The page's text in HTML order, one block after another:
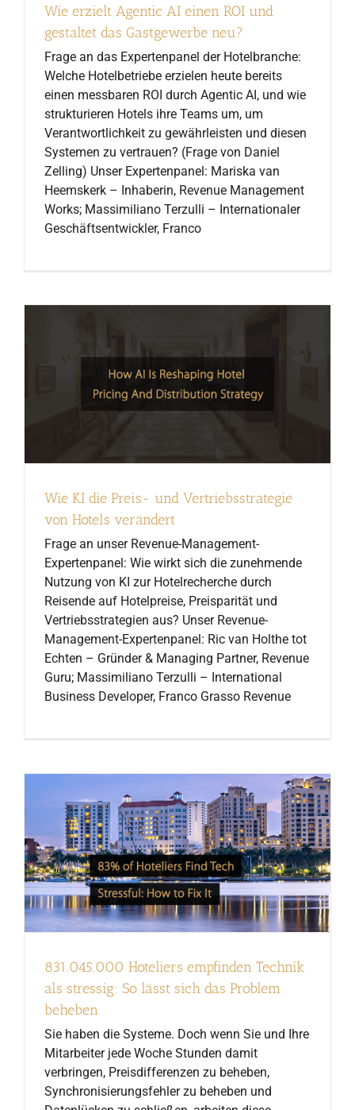
Wie erzielt Agentic AI einen ROI und
gestaltet das Gastgewerbe neu?
Frage an das Expertenpanel der Hotelbranche:
Welche Hotelbetriebe erzielen heute bereits
einen messbaren ROI durch Agentic AI, und wie
strukturieren Hotels ihre Teams um, um
Verantwortlichkeit zu gewährleisten und diesen
Systemen zu vertrauen? (Frage von Daniel
Zelling) Unser Expertenpanel: Mariska van
Heemskerk – Inhaberin, Revenue Management
Works; Massimiliano Terzulli – Internationaler
Geschäftsentwickler, Franco
Wie KI die Preis- und Vertriebsstrategie
von Hotels verändert
Frage an unser Revenue-Management-
Expertenpanel: Wie wirkt sich die zunehmende
Nutzung von KI zur Hotelrecherche durch
Reisende auf Hotelpreise, Preisparität und
Vertriebsstrategien aus? Unser Revenue-
Management-Expertenpanel: Ric van Holthe tot
Echten – Gründer & Managing Partner, Revenue
Guru; Massimiliano Terzulli – International
Business Developer, Franco Grasso Revenue
831.045.000 Hoteliers empfinden Technik
als stressig: So lässt sich das Problem
beheben
Sie haben die Systeme. Doch wenn Sie und Ihre
Mitarbeiter jede Woche Stunden damit
verbringen, Preisdifferenzen zu beheben,
Synchronisierungsfehler zu beheben und